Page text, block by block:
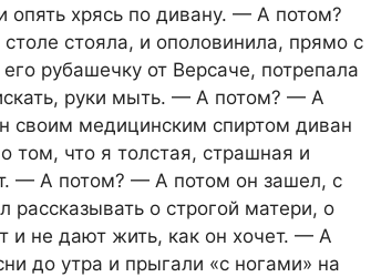
хрясь по дивану. — А потом?
стояла, и ополовинила, прямо с
рубашечку от Версаче, потрепала
руки мыть. — А потом? — А
своим медицинским спиртом диван
том, что я толстая, страшная и
— А потом? — А потом он зашел, с
рассказывать о строгой матери, о
и не дают жить, как он хочет. — А
до утра и прыгали «с ногами» на